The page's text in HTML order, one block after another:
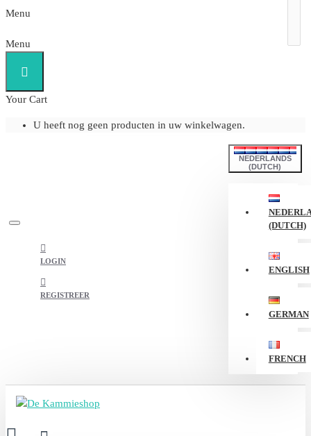
Menu
Menu
Your Cart
U heeft nog geen producten in uw winkelwagen.
LOGIN
REGISTREER
NEDERLANDS
(DUTCH)
(DUTCH)
ENGLISH
GERMAN
FRENCH